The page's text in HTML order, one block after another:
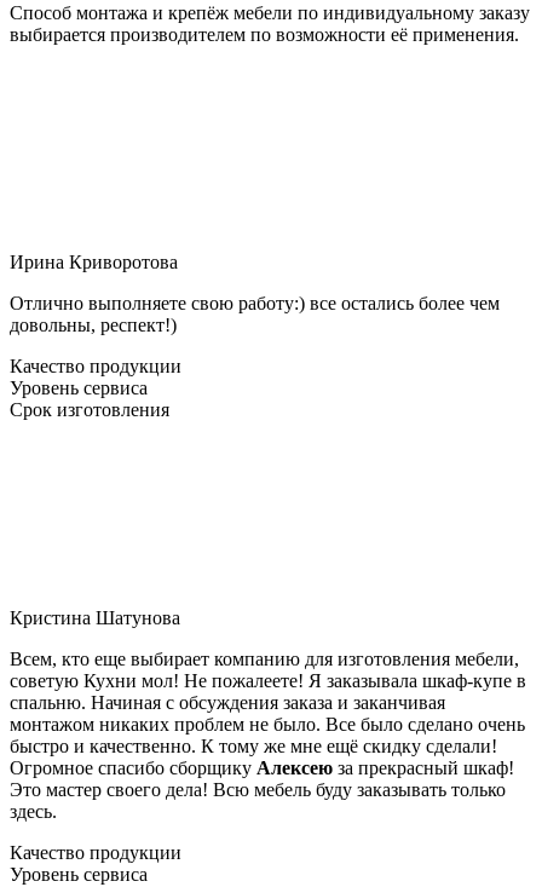
Способ монтажа и крепёж мебели по индивидуальному заказу
выбирается производителем по возможности её применения.
Ирина Криворотова
Отлично выполняете свою работу:) все остались более чем
довольны, респект!)
Качество продукции
Уровень сервиса
Срок изготовления
Кристина Шатунова
Всем, кто еще выбирает компанию для изготовления мебели,
советую Кухни мол! Не пожалеете! Я заказывала шкаф-купе в
спальню. Начиная с обсуждения заказа и заканчивая
монтажом никаких проблем не было. Все было сделано очень
быстро и качественно. К тому же мне ещё скидку сделали!
Огромное спасибо сборщику Алексею за прекрасный шкаф!
Это мастер своего дела! Всю мебель буду заказывать только
здесь.
Качество продукции
Уровень сервиса